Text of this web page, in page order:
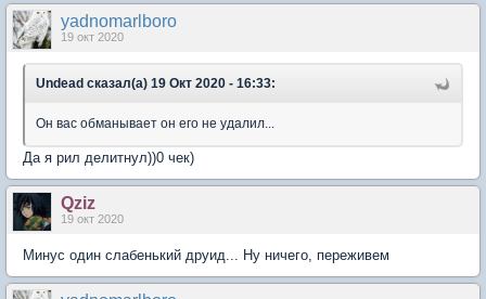
yadnomarlboro
19 окт 2020
Undead сказал(а) 19 Окт 2020 - 16:33:
Он вас обманывает он его не удалил...
Да я рил делитнул))0 чек)
Qziz
19 окт 2020
Минус один слабенький друид... Ну ничего, переживем